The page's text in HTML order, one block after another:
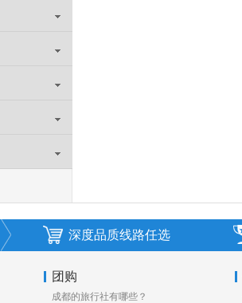
深度品质线路任选
团购
成都的旅行社有哪些？